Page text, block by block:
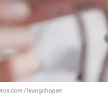
/ leungchopan